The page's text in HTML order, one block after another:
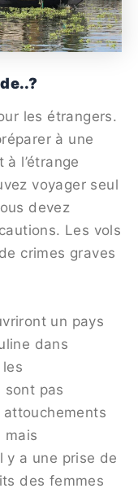
les étrangers.
à une
l’étrange
voyager seul
devez
Les vols
crimes graves
un pays
dans
sont pas
mais
y a une prise de
des femmes